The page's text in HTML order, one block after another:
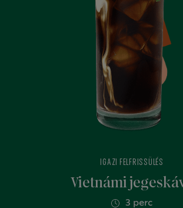
Vietnámi
IGAZI FELFRISSÜLÉS
3 perc